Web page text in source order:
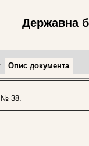
Державна
Опис документа
№ 38.